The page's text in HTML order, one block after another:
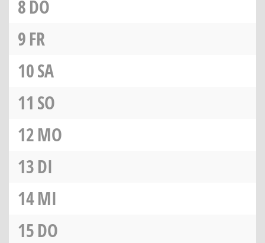
8DO
9FR
10SA
11 SO
12MO
13DI
14MI
15DO